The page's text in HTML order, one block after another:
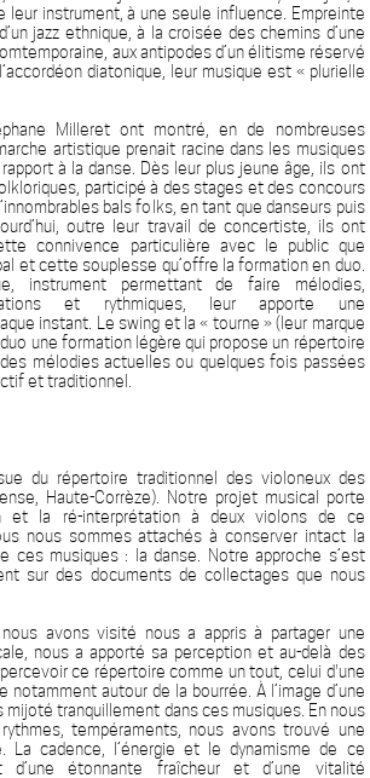
leur instrument, à une seule influence. Empreinte
jazz ethnique, à la croisée des chemins d’une
aux antipodes d’un élitisme réservé
diatonique, leur musique est « plurielle
Milleret ont montré, en de nombreuses
artistique prenait racine dans les musiques
à la danse. Dès leur plus jeune âge, ils ont
participé à des stages et des concours
bals folks, en tant que danseurs puis
outre leur travail de concertiste, ils ont
connivence particulière avec le public que
et cette souplesse qu’offre la formation en duo.
instrument permettant de faire mélodies,
et rythmiques, leur apporte une
instant. Le swing et la « tourne » (leur marque
une formation légère qui propose un répertoire
mélodies actuelles ou quelques fois passées
et traditionnel.
du répertoire traditionnel des violoneux des
Haute-Corrèze). Notre projet musical porte
et la ré-interprétation à deux violons de ce
nous sommes attachés à conserver intact la
ces musiques : la danse. Notre approche s’est
sur des documents de collectages que nous
avons visité nous a appris à partager une
nous a apporté sa perception et au-delà des
ce répertoire comme un tout, celui d'une
notamment autour de la bourrée. À l’image d’une
mijoté tranquillement dans ces musiques. En nous
tempéraments, nous avons trouvé une
La cadence, l’énergie et le dynamisme de ce
d’une étonnante fraîcheur et d’une vitalité